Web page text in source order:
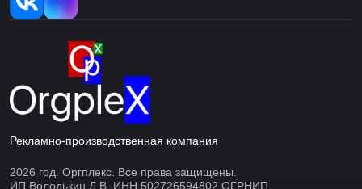
Рекламно-производственная компания
2026 год. Оргплекс. Все права защищены.
ИП Володькин Д.В. ИНН 502726594802 ОГРНИП